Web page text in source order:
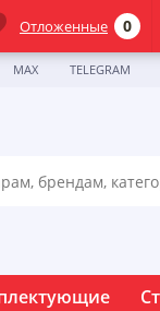
MAX TELEGRAM
Отложенные 0